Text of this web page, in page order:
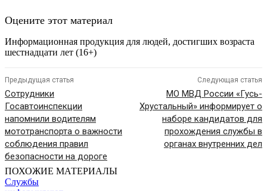
Оцените этот материал
Информационная продукция для людей, достигших возраста
шестнадцати лет (16+)
Предыдущая статья
Сотрудники
Госавтоинспекции
напомнили водителям
мототранспорта о важности
соблюдения правил
безопасности на дороге
Следующая статья
МО МВД России «Гусь-
Хрустальный» информирует о
наборе кандидатов для
прохождения службы в
органах внутренних дел
ПОХОЖИЕ МАТЕРИАЛЫ
Службы